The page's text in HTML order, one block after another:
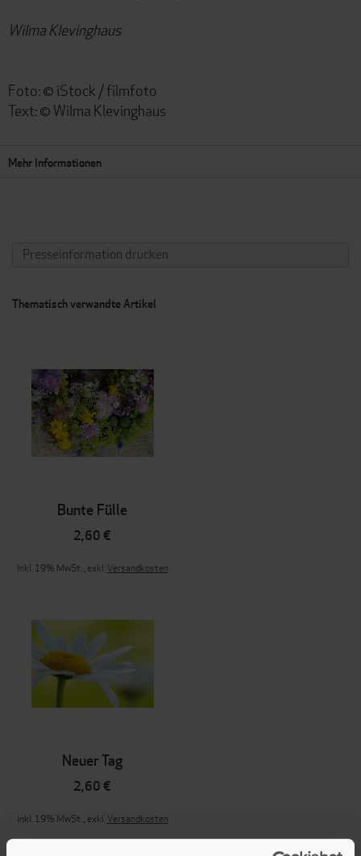
Wilma Klevinghaus
Foto: © iStock / filmfoto
Text: © Wilma Klevinghaus
Mehr Informationen
Presseinformation drucken
Thematisch verwandte Artikel
Bunte Fülle
2,60 €
Inkl. 19% MwSt.,exkl.Versandkosten
Neuer Tag
2,60 €
Inkl. 19% MwSt.,exkl.Versandkosten